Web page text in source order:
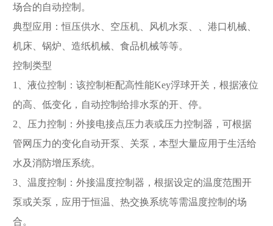
场合的自动控制。
典型应用：恒压供水、空压机、风机水泵、、港口机械、
机床、锅炉、造纸机械、食品机械等等。
控制类型
1、液位控制：该控制柜配高性能Key浮球开关，根据液位
的高、低变化，自动控制给排水泵的开、停。
2、压力控制：外接电接点压力表或压力控制器，可根据
管网压力的变化自动开泵、关泵，本型大量应用于生活给
水及消防增压系统。
3、温度控制：外接温度控制器，根据设定的温度范围开
泵或关泵，应用于恒温、热交换系统等需温度控制的场
合。